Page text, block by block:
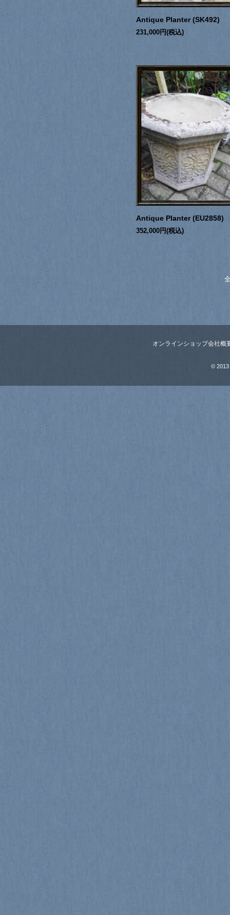
Antique Planter (SK492)
231,000円(税込)
Antique Planter (EU2858)
352,000円(税込)
オンラインショップ会社概
© 2013